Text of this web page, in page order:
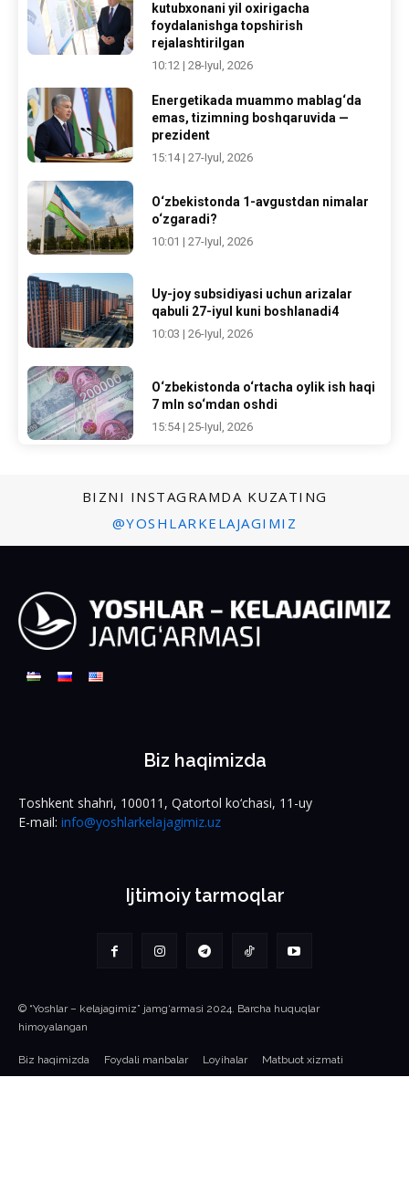
kutubxonani yil oxirigacha
foydalanishga topshirish
rejalashtirilgan
10:12 | 28-Iyul, 2026
Energetikada muammo mablag‘da
emas, tizimning boshqaruvida —
prezident
15:14 | 27-Iyul, 2026
O‘zbekistonda 1-avgustdan nimalar
o‘zgaradi?
10:01 | 27-Iyul, 2026
Uy-joy subsidiyasi uchun arizalar
qabuli 27-iyul kuni boshlanadi4
10:03 | 26-Iyul, 2026
O‘zbekistonda o‘rtacha oylik ish haqi
7 mln so‘mdan oshdi
15:54 | 25-Iyul, 2026
BIZNI INSTAGRAMDA KUZATING
@YOSHLARKELAJAGIMIZ
Biz haqimizda
Toshkent shahri, 100011, Qatortol ko‘chasi, 11-uy
E-mail: info@yoshlarkelajagimiz.uz
Ijtimoiy tarmoqlar
© “Yoshlar – kelajagimiz” jamg‘armasi 2024. Barcha huquqlar
himoyalangan
Biz haqimizda Foydali manbalar Loyihalar Matbuot xizmati